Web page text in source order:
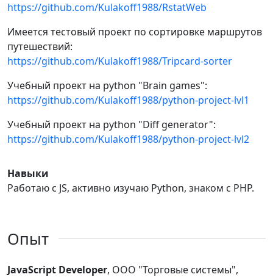
https://github.com/Kulakoff1988/RstatWeb
Имеется тестовый проект по сортировке маршрутов
путешествий:
https://github.com/Kulakoff1988/Tripcard-sorter
Учебный проект на python "Brain games":
https://github.com/Kulakoff1988/python-project-lvl1
Учебный проект на python "Diff generator":
https://github.com/Kulakoff1988/python-project-lvl2
Навыки
Работаю с JS, активно изучаю Python, знаком с PHP.
Опыт
JavaScript Developer, ООО "Торговые системы",